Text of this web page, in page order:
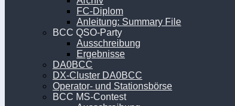
FC-Diplom
Anleitung: Summary File
BCC QSO-Party
Ausschreibung
Ergebnisse
DA0BCC
DX-Cluster DA0BCC
Operator- und Stationsbörse
BCC MS-Contest